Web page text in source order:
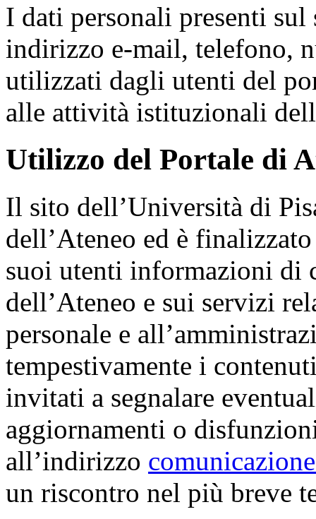
I dati personali presenti
indirizzo e-mail, telefono,
utilizzati dagli utenti del
alle attività istituzionali
Utilizzo del Portale di
Il sito dell’Università di
dell’Ateneo ed è
suoi utenti informazioni di
dell’Ateneo e sui servizi
personale e
tempestivamente i
invitati a segnalare
aggiornamenti o
all’indirizzo
un riscontro nel più breve